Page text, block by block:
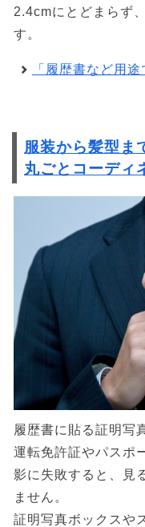
2.4cmにとどまらず
す。
「履歴書など用
服装から髪型ま
丸ごとコーディ
履歴書に貼る証明写
運転免許証やパスポ
影に失敗すると、見
ません。
証明写真ボックスや